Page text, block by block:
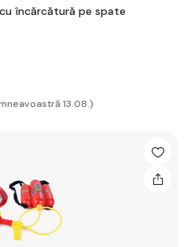
încărcătură pe spate
13.08.)